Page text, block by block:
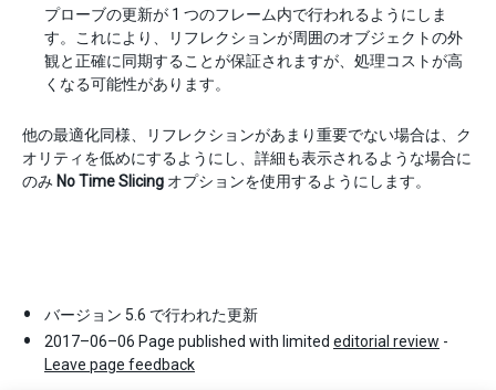
プローブの更新が 1 つのフレーム内で行われるようにしま
す。これにより、リフレクションが周囲のオブジェクトの外
観と正確に同期することが保証されますが、処理コストが高
くなる可能性があります。
他の最適化同様、リフレクションがあまり重要でない場合は、ク
オリティを低めにするようにし、詳細も表示されるような場合に
のみ No Time Slicing オプションを使用するようにします。
バージョン 5.6 で行われた更新
2017–06–06 Page published with limited editorial review -
Leave page feedback